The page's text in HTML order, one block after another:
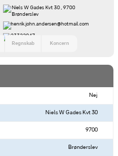
Niels W Gades Kvt 30 , 9700
Brønderslev
henrik.john.andersen@hotmail.com
23322047
Regnskab Koncern
Nej
Niels W Gades Kvt 30
9700
Brønderslev